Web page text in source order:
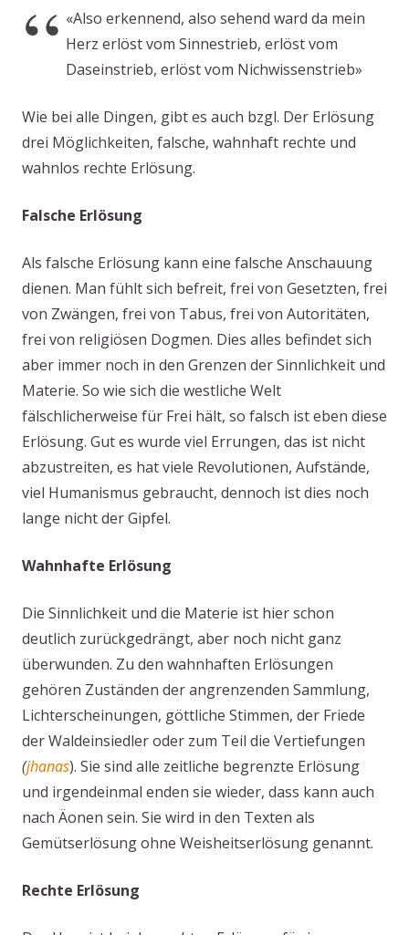
«Also erkennend, also sehend ward da mein
Herz erlöst vom Sinnestrieb, erlöst vom
Daseinstrieb, erlöst vom Nichwissenstrieb»
Wie bei alle Dingen, gibt es auch bzgl. Der Erlösung
drei Möglichkeiten, falsche, wahnhaft rechte und
wahnlos rechte Erlösung.
Falsche Erlösung
Als falsche Erlösung kann eine falsche Anschauung
dienen. Man fühlt sich befreit, frei von Gesetzten, frei
von Zwängen, frei von Tabus, frei von Autoritäten,
frei von religiösen Dogmen. Dies alles befindet sich
aber immer noch in den Grenzen der Sinnlichkeit und
Materie. So wie sich die westliche Welt
fälschlicherweise für Frei hält, so falsch ist eben diese
Erlösung. Gut es wurde viel Errungen, das ist nicht
abzustreiten, es hat viele Revolutionen, Aufstände,
viel Humanismus gebraucht, dennoch ist dies noch
lange nicht der Gipfel.
Wahnhafte Erlösung
Die Sinnlichkeit und die Materie ist hier schon
deutlich zurückgedrängt, aber noch nicht ganz
überwunden. Zu den wahnhaften Erlösungen
gehören Zuständen der angrenzenden Sammlung,
Lichterscheinungen, göttliche Stimmen, der Friede
der Waldeinsiedler oder zum Teil die Vertiefungen
(jhanas). Sie sind alle zeitliche begrenzte Erlösung
und irgendeinmal enden sie wieder, dass kann auch
nach Äonen sein. Sie wird in den Texten als
Gemütserlösung ohne Weisheitserlösung genannt.
Rechte Erlösung